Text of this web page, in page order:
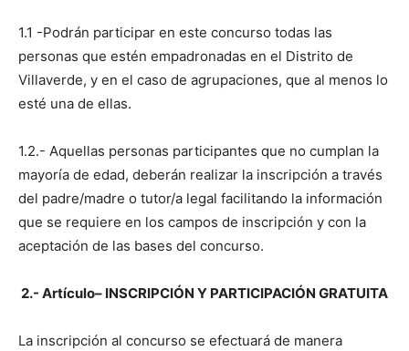
1.1 -Podrán participar en este concurso todas las
personas que estén empadronadas en el Distrito de
Villaverde, y en el caso de agrupaciones, que al menos lo
esté una de ellas.
1.2.- Aquellas personas participantes que no cumplan la
mayoría de edad, deberán realizar la inscripción a través
del padre/madre o tutor/a legal facilitando la información
que se requiere en los campos de inscripción y con la
aceptación de las bases del concurso.
2.- Artículo– INSCRIPCIÓN Y PARTICIPACIÓN GRATUITA
La inscripción al concurso se efectuará de manera